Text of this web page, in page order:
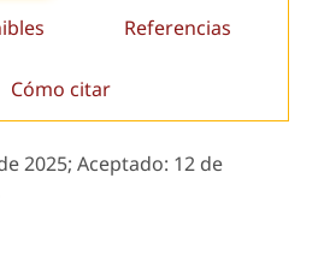
Referencias
Cómo citar
2025; Aceptado: 12 de